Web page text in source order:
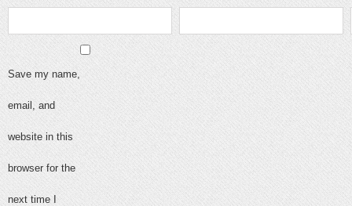
Save my name,
email, and
website in this
browser for the
next time I